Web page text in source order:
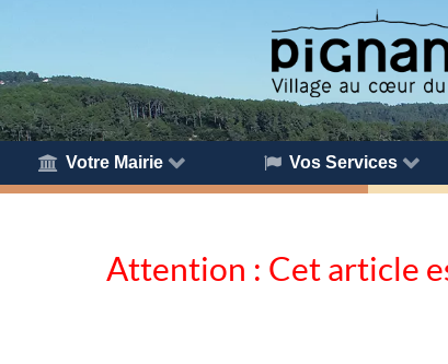
Votre Mairie Vos Services
Attention : Cet article